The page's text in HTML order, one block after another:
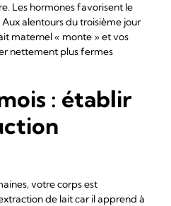
Les hormones favorisent le
Aux alentours du troisième jour
maternel « monte » et vos
nettement plus fermes
: établir
votre corps est
de lait car il apprend à